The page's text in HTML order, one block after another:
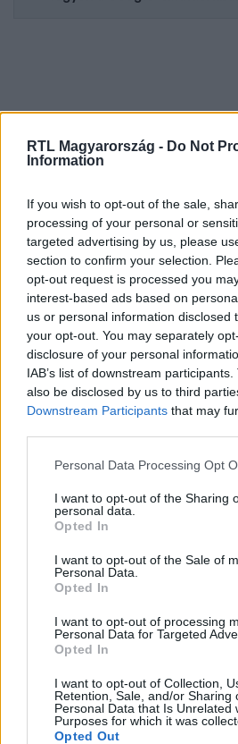
RTL Magyarország - Do Not
Information
If you wish to opt-out of the sale,
processing of your personal or
targeted advertising by us, please
section to confirm your selection.
opt-out request is processed you
interest-based ads based on
us or personal information disclosed
your opt-out. You may separately
disclosure of your personal
IAB’s list of downstream
also be disclosed by us to third
Downstream Participants that may
Please note that this website/app
not limited to your visit or usage
grant or deny consent to Google and
use your data for below specified
consent section.
Personal Data Processing Opt
I want to opt-out of the Sharing
personal data.
Opted In
I want to opt-out of the Sale of
Personal Data.
Opted In
I want to opt-out of processing
Personal Data for Targeted
Opted In
I want to opt-out of Collection,
Retention, Sale, and/or Sharing
Personal Data that Is Unrelated
Purposes for which it was
Opted Out
Kövess minket, és értesülj a
Facebookon is!
KETCHUP
Népszerű